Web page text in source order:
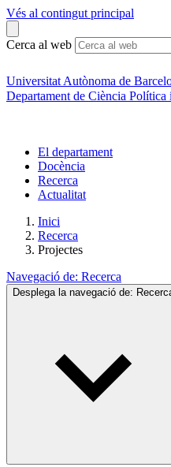
Vés al contingut principal
Cerca al web
Universitat Autònoma de
Departament de Ciència
El departament
Docència
Recerca
Actualitat
Inici
Recerca
Projectes
Navegació de: Recerca
Desplega la navegació de: